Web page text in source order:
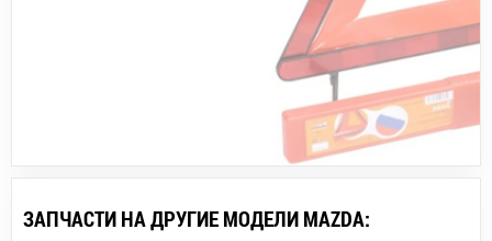
ЗАПЧАСТИ НА ДРУГИЕ МОДЕЛИ MAZDA: